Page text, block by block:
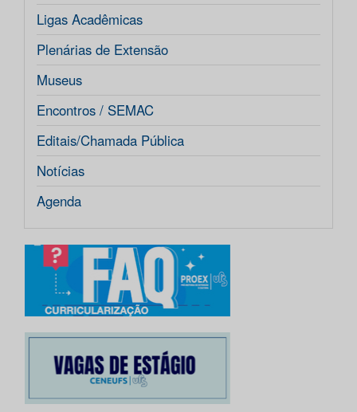
Ligas Acadêmicas
Plenárias de Extensão
Museus
Encontros / SEMAC
Editais/Chamada Pública
Notícias
Agenda